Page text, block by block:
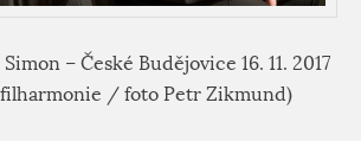
– České Budějovice 16. 11. 2017
filharmonie / foto Petr Zikmund)